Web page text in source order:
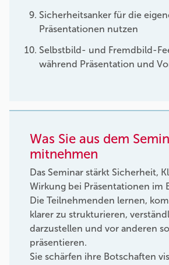
Sicherheitsanker für die
Präsentationen nutzen
Selbstbild- und Fremdbild-
während Präsentation und
Was Sie aus dem
mitnehmen
Das Seminar stärkt Sicherheit,
Wirkung bei Präsentationen im
Die Teilnehmenden lernen,
klarer zu strukturieren,
darzustellen und vor anderen
präsentieren.
Sie schärfen ihre Botschaften